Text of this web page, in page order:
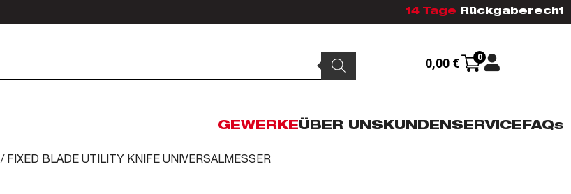
14 Tage Rückgaberecht
0,00 € 0
GEWERKEÜBER UNSKUNDENSERVICEFAQs
/ FIXED BLADE UTILITY KNIFE UNIVERSALMESSER